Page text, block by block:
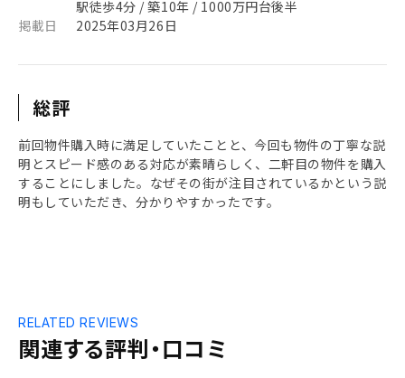
駅徒歩4分 / 築10年 / 1000万円台後半
掲載日
2025年03月26日
総評
前回物件購入時に満足していたことと、今回も物件の丁寧な説
明とスピード感のある対応が素晴らしく、二軒目の物件を購入
することにしました。なぜその街が注目されているかという説
明もしていただき、分かりやすかったです。
関連する評判・口コミ
RELATED REVIEWS